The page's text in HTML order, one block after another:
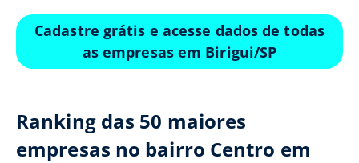
Cadastre grátis e acesse dados de todas
as empresas em Birigui/SP
Ranking das 50 maiores
empresas no bairro Centro em